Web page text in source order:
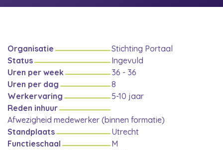
Organisatie
Stichting Portaal
Status
Ingevuld
Uren per week
36 - 36
Uren per dag
8
Werkervaring
5-10 jaar
Reden inhuur
Afwezigheid medewerker (binnen formatie)
Standplaats
Utrecht
Functieschaal
M